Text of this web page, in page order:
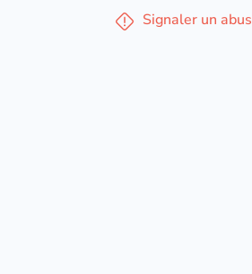
Signaler un abus